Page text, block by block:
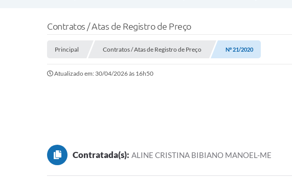
Contratos / Atas de Registro de Preço
Principal Contratos / Atas de Registro de Preço Nº 21/2020
Atualizado em: 30/04/2026 às 16h50
Contratada(s): ALINE CRISTINA BIBIANO MANOEL-ME